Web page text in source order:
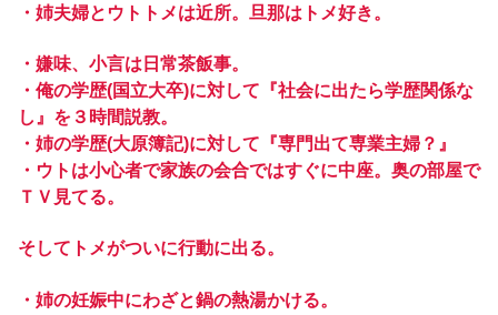
・姉夫婦とウトトメは近所。旦那はトメ好き。
・嫌味、小言は日常茶飯事。
・俺の学歴(国立大卒)に対して『社会に出たら学歴関係な
し』を３時間説教。
・姉の学歴(大原簿記)に対して『専門出て専業主婦？』
・ウトは小心者で家族の会合ではすぐに中座。奥の部屋で
ＴＶ見てる。
そしてトメがついに行動に出る。
・姉の妊娠中にわざと鍋の熱湯かける。